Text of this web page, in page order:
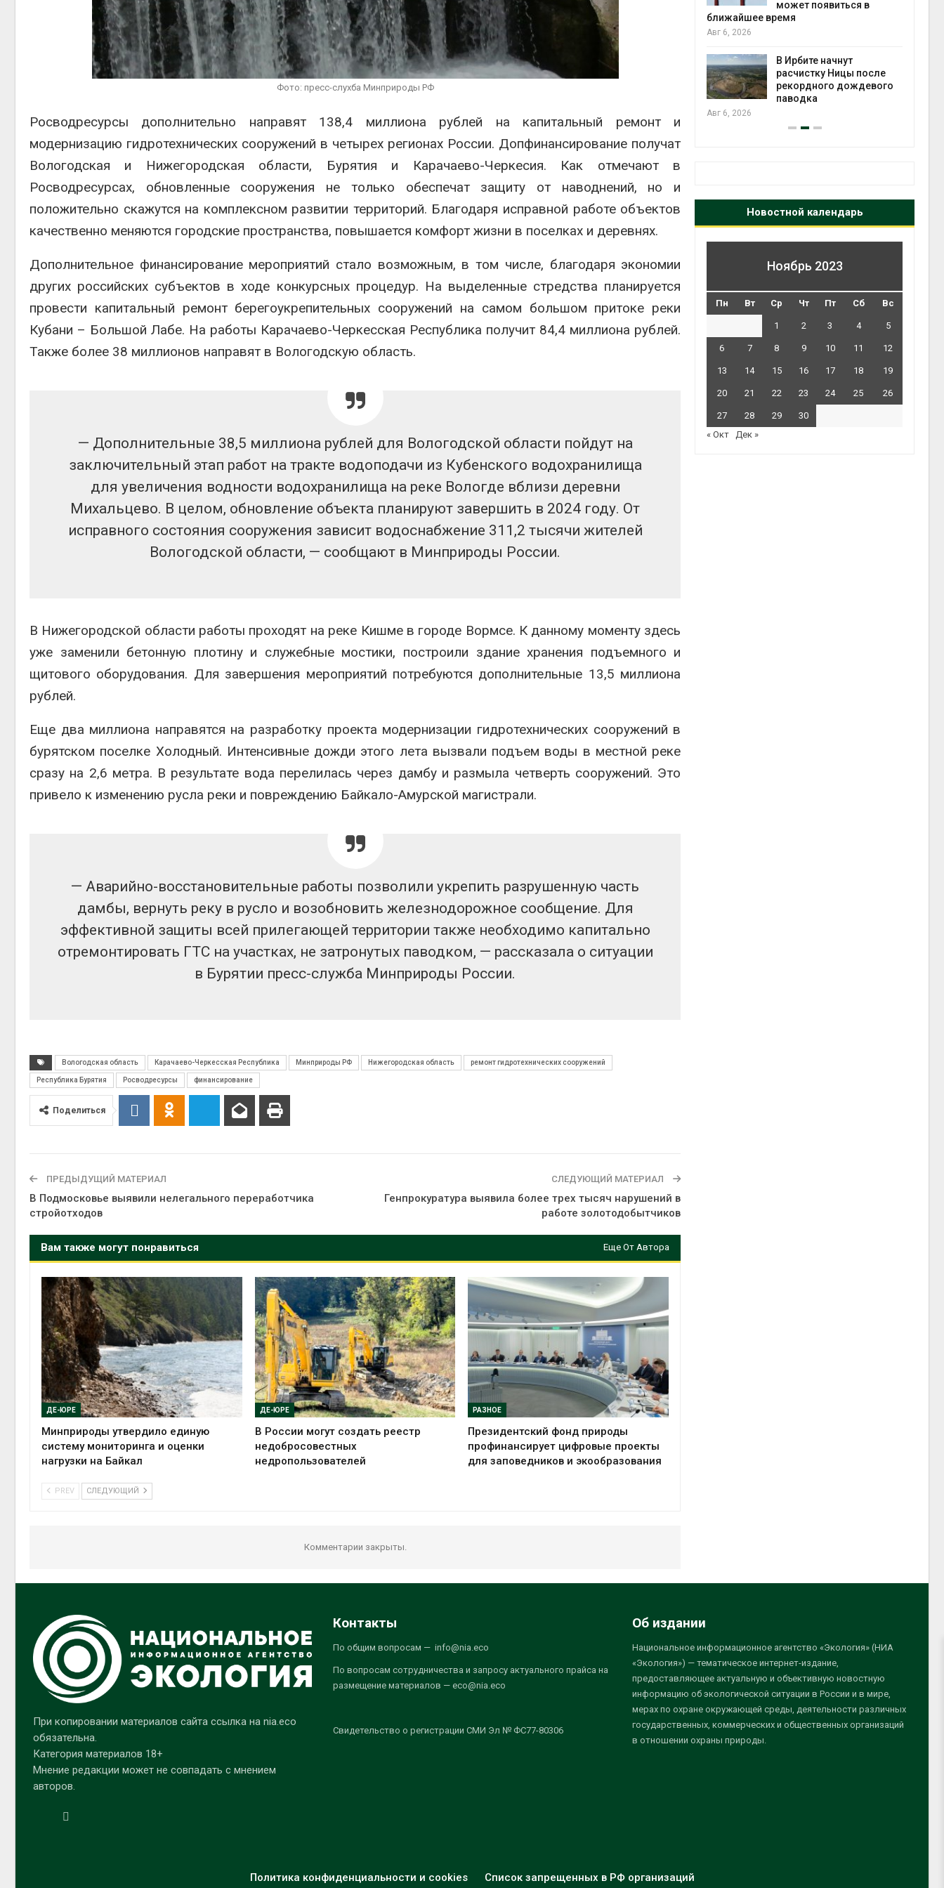
Фото: пресс-слухба Минприроды РФ
Росводресурсы дополнительно направят 138,4 миллиона рублей на капитальный ремонт и
модернизацию гидротехнических сооружений в четырех регионах России. Допфинансирование получат
Вологодская и Нижегородская области, Бурятия и Карачаево-Черкесия. Как отмечают в
Росводресурсах, обновленные сооружения не только обеспечат защиту от наводнений, но и
положительно скажутся на комплексном развитии территорий. Благодаря исправной работе объектов
качественно меняются городские пространства, повышается комфорт жизни в поселках и деревнях.
Дополнительное финансирование мероприятий стало возможным, в том числе, благодаря экономии
других российских субъектов в ходе конкурсных процедур. На выделенные стредства планируется
провести капитальный ремонт берегоукрепительных сооружений на самом большом притоке реки
Кубани – Большой Лабе. На работы Карачаево-Черкесская Республика получит 84,4 миллиона рублей.
Также более 38 миллионов направят в Вологодскую область.
— Дополнительные 38,5 миллиона рублей для Вологодской области пойдут на
заключительный этап работ на тракте водоподачи из Кубенского водохранилища
для увеличения водности водохранилища на реке Вологде вблизи деревни
Михальцево. В целом, обновление объекта планируют завершить в 2024 году. От
исправного состояния сооружения зависит водоснабжение 311,2 тысячи жителей
Вологодской области, — сообщают в Минприроды России.
В Нижегородской области работы проходят на реке Кишме в городе Вормсе. К данному моменту здесь
уже заменили бетонную плотину и служебные мостики, построили здание хранения подъемного и
щитового оборудования. Для завершения мероприятий потребуются дополнительные 13,5 миллиона
рублей.
Еще два миллиона направятся на разработку проекта модернизации гидротехнических сооружений в
бурятском поселке Холодный. Интенсивные дожди этого лета вызвали подъем воды в местной реке
сразу на 2,6 метра. В результате вода перелилась через дамбу и размыла четверть сооружений. Это
привело к изменению русла реки и повреждению Байкало-Амурской магистрали.
— Аварийно-восстановительные работы позволили укрепить разрушенную часть
дамбы, вернуть реку в русло и возобновить железнодорожное сообщение. Для
эффективной защиты всей прилегающей территории также необходимо капитально
отремонтировать ГТС на участках, не затронутых паводком, — рассказала о ситуации
в Бурятии пресс-служба Минприроды России.
Вологодская область Карачаево-Черкесская Республика Минприроды РФ Нижегородская область ремонт гидротехнических сооружений
Республика Бурятия Росводресурсы финансирование
Поделиться
ПРЕДЫДУЩИЙ МАТЕРИАЛ
В Подмосковье выявили нелегального переработчика
стройотходов
СЛЕДУЮЩИЙ МАТЕРИАЛ
Генпрокуратура выявила более трех тысяч нарушений в
работе золотодобытчиков
Вам также могут понравиться Еще От Автора
ДЕ-ЮРЕ
Минприроды утвердило единую
систему мониторинга и оценки
нагрузки на Байкал
ДЕ-ЮРЕ
В России могут создать реестр
недобросовестных
недропользователей
РАЗНОЕ
Президентский фонд природы
профинансирует цифровые проекты
для заповедников и экообразования
PREV СЛЕДУЮЩИЙ
Комментарии закрыты.
Авг 5, 2026
Суд запретил
использовать
крокодилов для охраны
израильской тюрьмы
сентябре
Авг 6, 2026
Европа теряет всё
больше лесной
биомассы из-за засух,
может появиться в
ближайшее время
В Ирбите начнут
расчистку Ницы после
рекордного дождевого
паводка
Авг 5, 2026
Авг 5, 2026
Новостной календарь
Ноябрь 2023
Пн Вт Ср Чт Пт Сб Вс
1 2 3 4 5
6 7 8 9 10 11 12
13 14 15 16 17 18 19
20 21 22 23 24 25 26
27 28 29
30
« Окт
Дек »
При копировании материалов сайта ссылка на nia.eco
обязательна.
Категория материалов 18+
Мнение редакции может не совпадать с мнением
авторов.
Контакты
По общим вопросам — info@nia.eco
По вопросам сотрудничества и запросу актуального прайса на
размещение материалов — eco@nia.eco
Свидетельство о регистрации СМИ Эл № ФС77-80306
Об издании
Национальное информационное агентство «Экология» (НИА
«Экология») — тематическое интернет-издание,
предоставляющее актуальную и объективную новостную
информацию об экологической ситуации в России и в мире,
мерах по охране окружающей среды, деятельности различных
государственных, коммерческих и общественных организаций
в отношении охраны природы.
Политика конфиденциальности и cookies Список запрещенных в РФ организаций